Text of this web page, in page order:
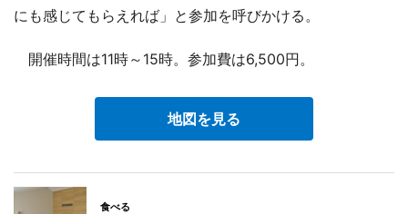
にも感じてもらえれば」と参加を呼びかける。
開催時間は11時～15時。参加費は6,500円。
地図を見る
食べる